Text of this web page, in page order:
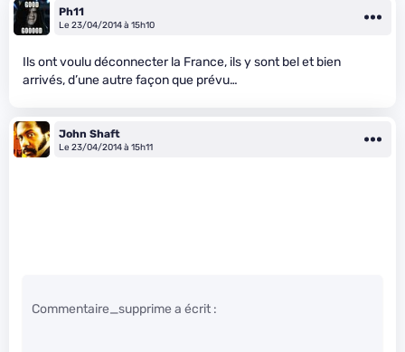
Ph11
Le 23/04/2014 à 15h10
Ils ont voulu déconnecter la France, ils y sont bel et bien
arrivés, d’une autre façon que prévu…
John Shaft
Le 23/04/2014 à 15h11
Commentaire_supprime a écrit :